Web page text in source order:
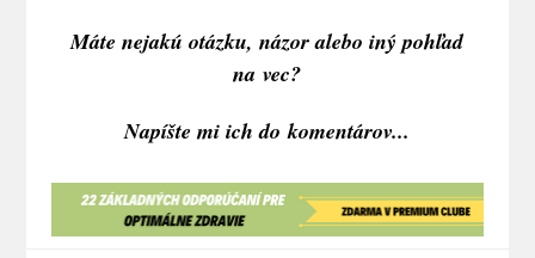
Máte nejakú otázku, názor alebo iný pohľad
na vec?
Napíšte mi ich do komentárov...